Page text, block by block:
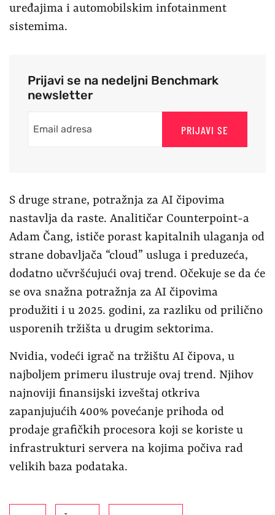
uređajima i automobilskim infotainment
sistemima.
Prijavi se na nedeljni Benchmark
newsletter
PRIJAVI SE
S druge strane, potražnja za AI čipovima
nastavlja da raste. Analitičar Counterpoint-a
Adam Čang, ističe porast kapitalnih ulaganja od
strane dobavljača “cloud” usluga i preduzeća,
dodatno učvršćujući ovaj trend. Očekuje se da će
se ova snažna potražnja za AI čipovima
produžiti i u 2025. godini, za razliku od prilično
usporenih tržišta u drugim sektorima.
Nvidia, vodeći igrač na tržištu AI čipova, u
najboljem primeru ilustruje ovaj trend. Njihov
najnoviji finansijski izveštaj otkriva
zapanjujućih 400% povećanje prihoda od
prodaje grafičkih procesora koji se koriste u
infrastrukturi servera na kojima počiva rad
velikih baza podataka.